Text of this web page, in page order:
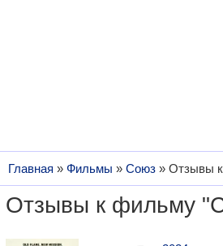
Главная » Фильмы » Союз » Отзывы
Отзывы к фильму